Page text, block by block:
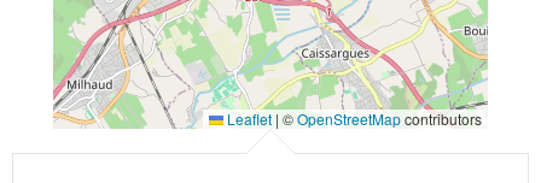
Leaflet | ©OpenStreetMapcontributors